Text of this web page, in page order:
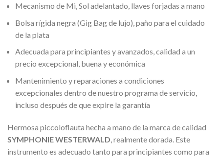
Mecanismo de Mi, Sol adelantado, llaves forjadas a mano
Bolsa rígida negra (Gig Bag de lujo), paño para el cuidado
de la plata
Adecuada para principiantes y avanzados, calidad a un
precio excepcional, buena y económica
Mantenimiento y reparaciones a condiciones
excepcionales dentro de nuestro programa de servicio,
incluso después de que expire la garantía
Hermosa piccoloflauta hecha a mano de la marca de calidad
SYMPHONIE WESTERWALD , realmente dorada. Este
instrumento es adecuado tanto para principiantes como para